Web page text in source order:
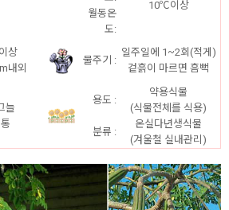
월동온
도:
10℃이상
상
내외
물주기 :
일주일에 1~2회(적게)
겉흙이 마르면 흠뻑
늘
용도 :
분류 :
약용식물
(식물전체를 식용)
온실다년생식물
(겨울철 실내관리)